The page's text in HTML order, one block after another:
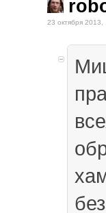
23 октября 2013,